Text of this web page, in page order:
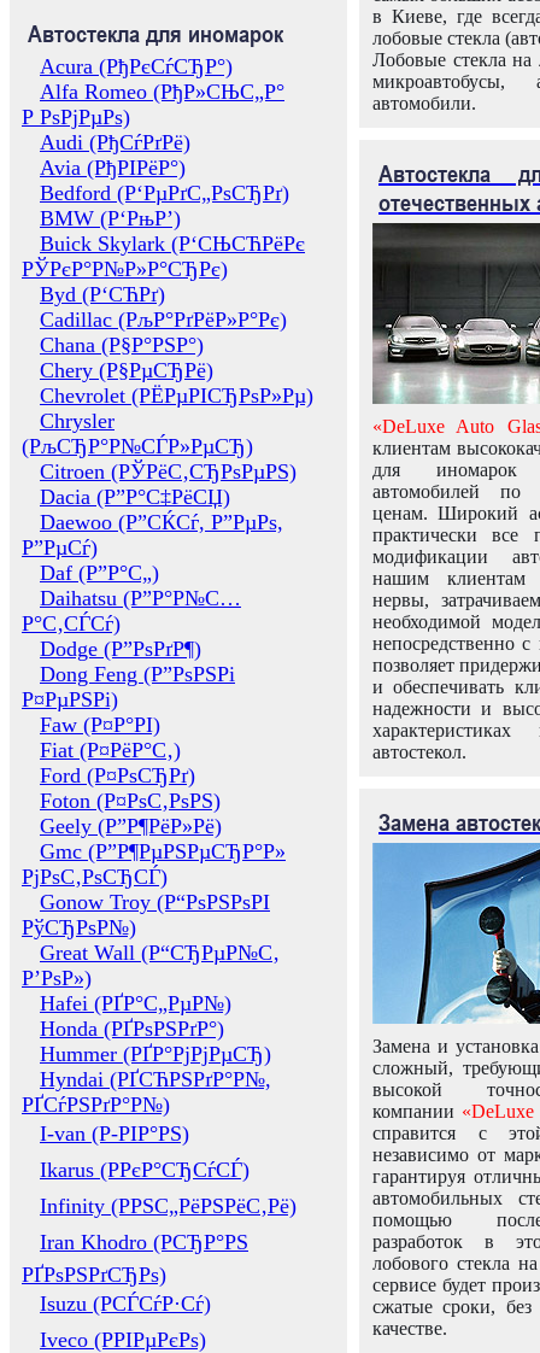
Автостекла для иномарок
Acura (РђРєСѓСЂР°)
Alfa Romeo (РђР»СЊС„Р°
Р РѕРјРµРѕ)
Audi (РђСѓРґРё)
Avia (РђРІРёР°)
Bedford (Р‘РµРґС„РѕСЂРґ)
BMW (Р‘РњР’)
Buick Skylark (Р‘СЊСЋРёРє
РЎРєР°Р№Р»Р°СЂРє)
Byd (Р‘СЋРґ)
Cadillac (РљР°РґРёР»Р°Рє)
Chana (Р§Р°РЅР°)
Chery (Р§РµСЂРё)
Chevrolet (РЁРµРІСЂРѕР»Рµ)
Chrysler
(РљСЂР°Р№СЃР»РµСЂ)
Citroen (РЎРёС‚СЂРѕРµРЅ)
Dacia (Р”Р°С‡РёСЏ)
Daewoo (Р”СЌСѓ, Р”РµРѕ,
Р”РµСѓ)
Daf (Р”Р°С„)
Daihatsu (Р”Р°Р№С…
Р°С‚СЃСѓ)
Dodge (Р”РѕРґР¶)
Dong Feng (Р”РѕРЅРі
Р¤РµРЅРі)
Faw (Р¤Р°РІ)
Fiat (Р¤РёР°С‚)
Ford (Р¤РѕСЂРґ)
Foton (Р¤РѕС‚РѕРЅ)
Geely (Р”Р¶РёР»Рё)
Gmc (Р”Р¶РµРЅРµСЂР°Р»
РјРѕС‚РѕСЂСЃ)
Gonow Troy (Р“РѕРЅРѕРІ
РўСЂРѕР№)
Great Wall (Р“СЂРµР№С‚
Р’РѕР»)
Hafei (РҐР°С„РµР№)
Honda (РҐРѕРЅРґР°)
Hummer (РҐР°РјРјРµСЂ)
Hyndai (РҐСЋРЅРґР°Р№,
РҐСѓРЅРґР°Р№)
I-van (Р-РІР°РЅ)
Ikarus (РРєР°СЂСѓСЃ)
Infinity (РРЅС„РёРЅРёС‚Рё)
Iran Khodro (РСЂР°РЅ
РҐРѕРЅРґСЂРѕ)
Isuzu (РСЃСѓР·Сѓ)
Iveco (РРІРµРєРѕ)
в Киеве, где
лобовые стекла
Лобовые стекла на
микроавтобусы,
автомобили.
Автостекла
отечественных
«DeLuxe Auto
клиентам
для иномарок
автомобилей
ценам. Широкий
практически все
модификации
нашим клиентам
нервы,
необходимой
непосредственно
позволяет
и обеспечивать
надежности и
автостекол.
Замена
Замена и
сложный,
высокой
компании «DeLuxe
справится с
независимо от
гарантируя
автомобильных
помощью
разработок в
лобового стекла
сервисе будет
сжатые сроки,
качестве.